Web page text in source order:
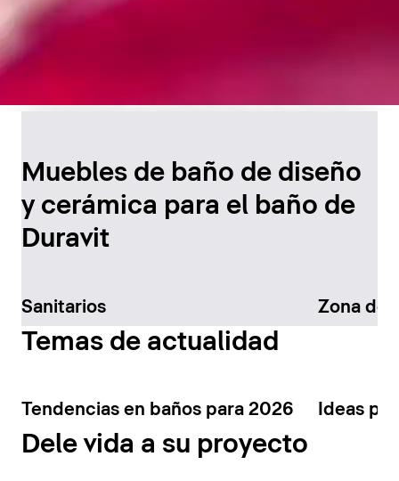
el baño
Descúbralo ahora
Muebles de baño de diseño
y cerámica para el baño de
Duravit
Sanitarios Zona de
Temas de actualidad
Tendencias en baños para 2026 Ideas
Dele vida a su proyecto